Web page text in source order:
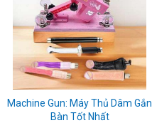
Machine Gun: Máy Thủ Dâm Gắn
Bàn Tốt Nhất